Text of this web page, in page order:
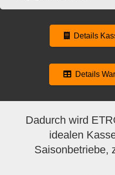
Details
Details
Dadurch wird
idealen
Saisonbetriebe,